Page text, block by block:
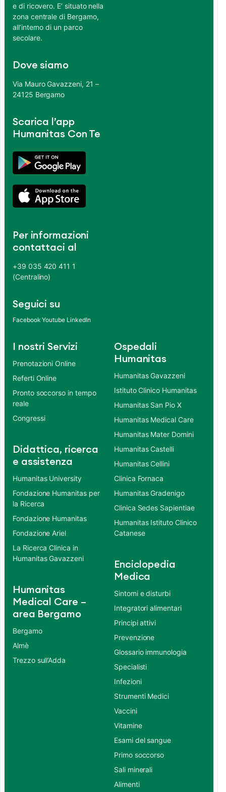
e di ricovero. E’ situato nella
zona centrale di Bergamo,
all’interno di un parco
secolare.
Dove siamo
Via Mauro Gavazzeni, 21 –
24125 Bergamo
Scarica l’app
Humanitas Con Te
Per informazioni
contattaci al
+39 035 420 411 1
(Centralino)
Seguici su
Facebook Youtube LinkedIn
I nostri Servizi
Prenotazioni Online
Referti Online
Pronto soccorso in tempo
reale
Congressi
Didattica, ricerca
e assistenza
Humanitas University
Fondazione Humanitas per
la Ricerca
Fondazione Humanitas
Fondazione Ariel
La Ricerca Clinica in
Humanitas Gavazzeni
Humanitas
Medical Care –
area Bergamo
Bergamo
Almè
Trezzo sull’Adda
Ospedali
Humanitas
Humanitas Gavazzeni
Istituto Clinico Humanitas
Humanitas San Pio X
Humanitas Medical Care
Humanitas Mater Domini
Humanitas Castelli
Humanitas Cellini
Clinica Fornaca
Humanitas Gradenigo
Clinica Sedes Sapientiae
Humanitas Istituto Clinico
Catanese
Enciclopedia
Medica
Sintomi e disturbi
Integratori alimentari
Principi attivi
Prevenzione
Glossario immunologia
Specialisti
Infezioni
Strumenti Medici
Vaccini
Vitamine
Esami del sangue
Primo soccorso
Sali minerali
Alimenti